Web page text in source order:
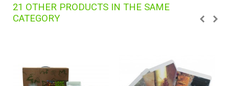
21 OTHER PRODUCTS IN THE SAME
CATEGORY